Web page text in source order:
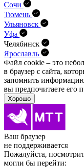
Сочи
Тюмень
Ульяновск
Уфа
Челябинск
Ярославль
Файл cookie – это
в браузер с сайта,
запомнить
вы предпочитаете его
Хорошо
Ваш браузер
не поддерживается
Пожалуйста,
могли бы перейти: